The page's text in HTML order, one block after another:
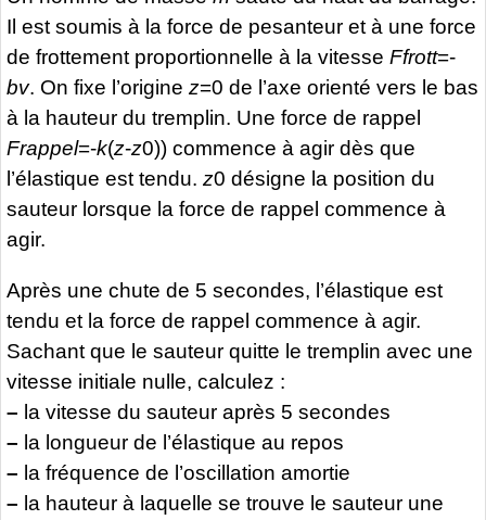
Il est soumis à la force de pesanteur et à une force
de frottement proportionnelle à la vitesse Ffrott=-
bv. On fixe l’origine z=0 de l’axe orienté vers le bas
à la hauteur du tremplin. Une force de rappel
Frappel=-k(z-z0)) commence à agir dès que
l’élastique est tendu. z0 désigne la position du
sauteur lorsque la force de rappel commence à
agir.
Après une chute de 5 secondes, l’élastique est
tendu et la force de rappel commence à agir.
Sachant que le sauteur quitte le tremplin avec une
vitesse initiale nulle, calculez :
– la vitesse du sauteur après 5 secondes
– la longueur de l’élastique au repos
– la fréquence de l’oscillation amortie
– la hauteur à laquelle se trouve le sauteur une